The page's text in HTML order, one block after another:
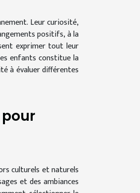
Leur curiosité,
positifs, à la
exprimer tout leur
enfants constitue la
à évaluer différentes
culturels et naturels
et des ambiances